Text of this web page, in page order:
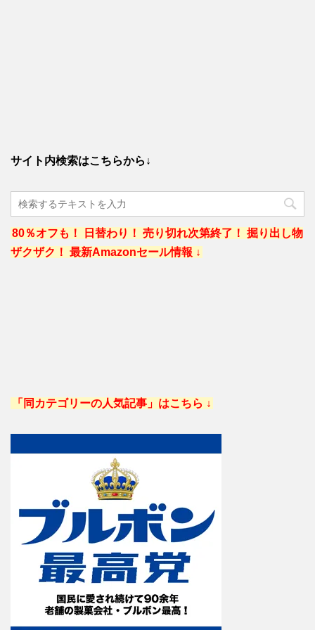
サイト内検索はこちらから↓
80％オフも！ 日替わり！ 売り切れ次第終了！ 掘り出し物
ザクザク！ 最新Amazonセール情報 ↓
「同カテゴリーの人気記事」はこちら ↓